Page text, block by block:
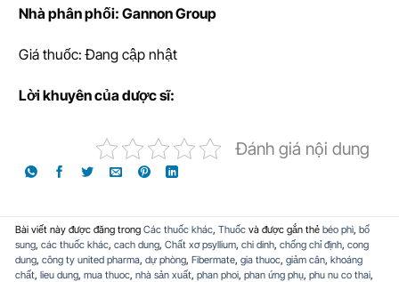
Nhà phân phối: Gannon Group
Giá thuốc: Đang cập nhật
Lời khuyên của dược sĩ:
Đánh giá nội dung
Bài viết này được đăng trong Các thuốc khác, Thuốcvà được gắn thẻ béo phì, bổ
sung, các thuốc khác, cach dung, Chất xơ psyllium, chi dinh, chống chỉ định, cong
dung, công ty united pharma, dự phòng, Fibermate, gia thuoc, giảm cân, khoáng
chất, lieu dung, mua thuoc, nhà sản xuất, phan phoi, phan ứng phụ, phu nu co thai,